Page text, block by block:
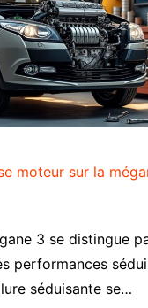
moteur sur la
3 se distingue
performances
séduisante se…